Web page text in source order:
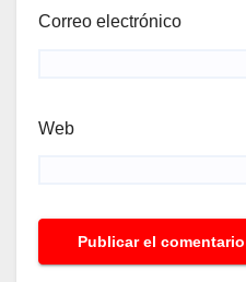
Correo electrónico
Web